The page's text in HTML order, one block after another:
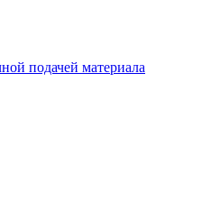
подачей материала